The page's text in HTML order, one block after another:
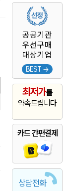
공공기관
우선구매
대상기업
BEST →
최저가를
약속드립니다
카드 간편결제
상담전화